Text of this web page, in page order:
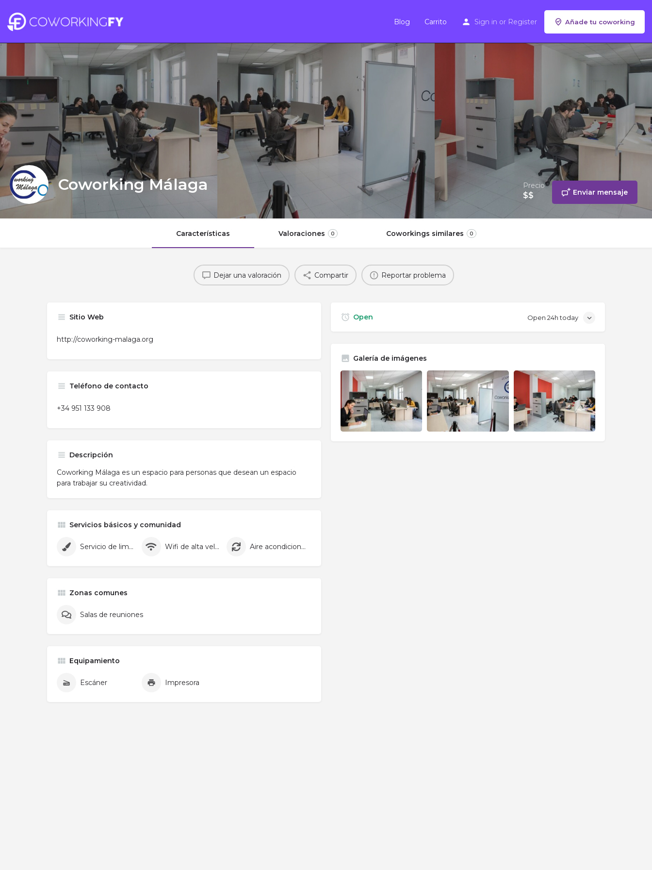
Blog Carrito Sign in or Register Añade tu coworking
Coworking Málaga Precio
$$ Enviar mensaje
Características Valoraciones 0 Coworkings similares 0
Dejar una valoración Compartir Reportar problema
Sitio Web
http://coworking-malaga.org
Teléfono de contacto
+34 951 133 908
Descripción
Coworking Málaga es un espacio para personas que desean un espacio
para trabajar su creatividad.
Servicios básicos y comunidad
Servicio de limpieza Wifi de alta velocidad Aire acondicionado
Zonas comunes
Salas de reuniones
Equipamiento
Escáner Impresora
Open Open 24h today
Galería de imágenes